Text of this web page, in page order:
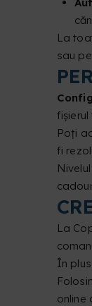
La
sau
Poți
fi
La
În
online